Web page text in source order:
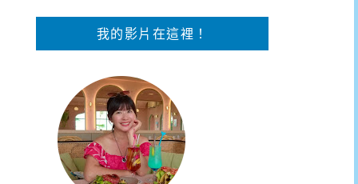
我的影片在這裡！